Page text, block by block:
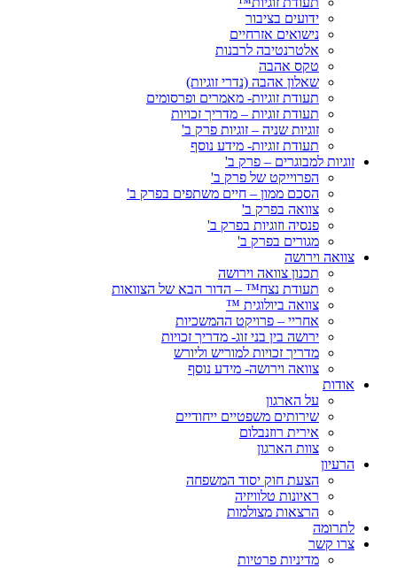
ידועים בציבור
נישואים אזרחיים
אלטרנטיבה לרבנות
טקס אהבה
שאלון אהבה (נדרי זוגיות)
תעודת זוגיות- מאמרים ופרסומים
תעודת זוגיות – מדריך זכויות
זוגיות שניה – זוגיות פרק ב'
תעודת זוגיות- מידע נוסף
זוגיות למבוגרים – פרק ב'
הפרוייקט של פרק ב'
הסכם ממון – חיים משתפים בפרק ב'
צוואה בפרק ב'
פנסיה וזוגיות בפרק ב'
מגורים בפרק ב'
צוואה וירושה
תכנון צוואה וירושה
תעודת נצח™ – הדור הבא של הצוואות
צוואה ביולוגית ™
אחריי – פרויקט ההמשכיות
ירושה בין בני זוג- מדריך זכויות
מדריך זכויות למוריש וליורש
צוואה וירושה- מידע נוסף
אודות
על הארגון
שירותים משפטיים ייחודיים
אירית רוזנבלום
צוות הארגון
הרעיון
הצעת חוק יסוד המשפחה
ראיונות טלוויזיה
הרצאות מצולמות
לתרומה
צרו קשר
מדיניות פרטיות